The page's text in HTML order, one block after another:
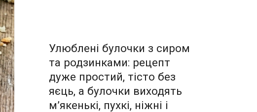
Улюблені булочки з сиром
та родзинками: рецепт
дуже простий, тісто без
яєць, а булочки виходять
м’якенькі, пухкі, ніжні і